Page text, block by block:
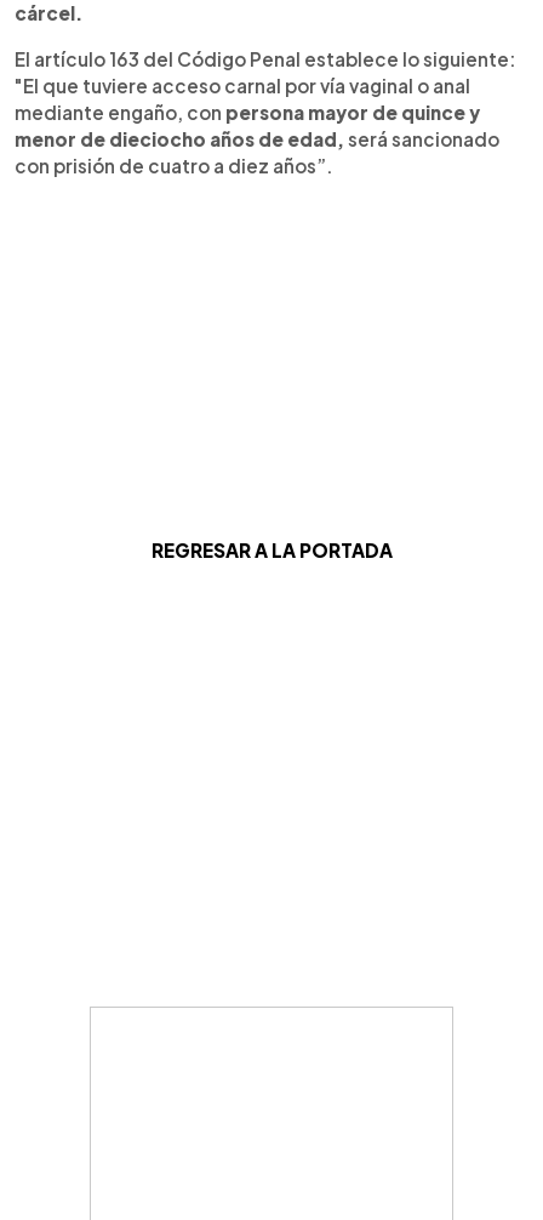
cárcel.
El artículo 163 del Código Penal establece lo siguiente:
"El que tuviere acceso carnal por vía vaginal o anal
mediante engaño, con persona mayor de quince y
menor de dieciocho años de edad, será sancionado
con prisión de cuatro a diez años”.
REGRESAR A LA PORTADA